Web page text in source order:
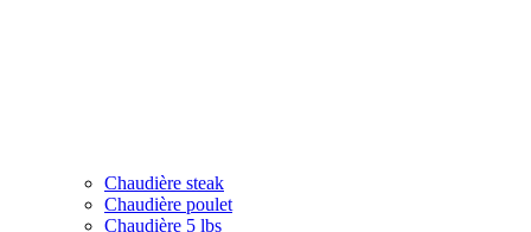
Chaudière steak
Chaudière poulet
Chaudière 5 lbs